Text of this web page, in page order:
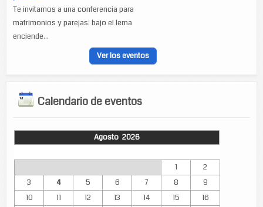
Te invitamos a una conferencia para
matrimonios y parejas: bajo el lema
enciende...
Ver los eventos
Calendario de eventos
Agosto 2026
1
2
3
4 5 6 7 8
9
10
11 12 13 14 15
16